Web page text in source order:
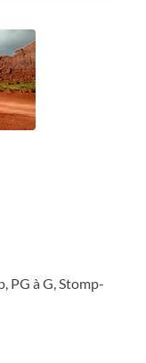
PG à G, Stomp-